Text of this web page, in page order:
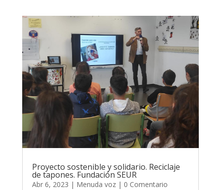
Proyecto sostenible y solidario. Reciclaje
de tapones. Fundación SEUR
Abr 6, 2023 | Menuda voz| 0 Comentario